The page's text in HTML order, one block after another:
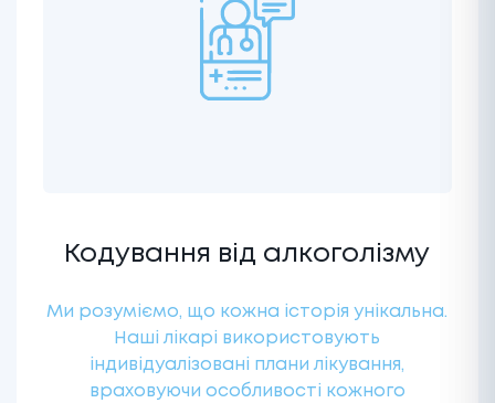
Кодування від алкоголізму
Ми розуміємо, що кожна історія унікальна.
Наші лікарі використовують
індивідуалізовані плани лікування,
враховуючи особливості кожного